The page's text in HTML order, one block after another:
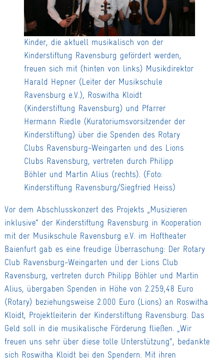
Kinder, die aktuell musikalisch von der
Kinderstiftung Ravensburg gefördert werden,
freuen sich mit (hinten von links) Musikdirektor
Harald Hepner (Leiter der Musikschule
Ravensburg e.V.), Roswitha Kloidt
(Kinderstiftung Ravensburg) und Pfarrer
Hermann Riedle (Kuratoriumsvorsitzender der
Kinderstiftung) über die Spenden des Rotary
Clubs Ravensburg-Weingarten und des Lions
Clubs Ravensburg, vertreten durch Philipp
Böhler und Martin Alius (rechts). (Foto:
Kinderstiftung Ravensburg/Siegfried Heiss)
Vor dem Abschlusskonzert des Projekts „Musizieren
inklusive“ der Kinderstiftung Ravensburg in Kooperation
mit der Musikschule Ravensburg e.V. im Hoftheater
Baienfurt gab es eine freudige Überraschung: Der Rotary
Club Ravensburg-Weingarten und der Lions Club
Ravensburg, vertreten durch Philipp Böhler und Martin
Alius, übergaben Spenden in Höhe von 2.259,48 Euro
(Rotary) beziehungsweise 2.000 Euro (Lions) an Roswitha
Kloidt, Projektleiterin der Kinderstiftung Ravensburg. Das
Geld soll in die musikalische Förderung fließen. „Wir
freuen uns sehr über diese tolle Unterstützung“, bedankte
sich Roswitha Kloidt bei den Spendern. Mit ihren